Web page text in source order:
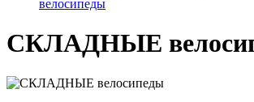
велосипеды
СКЛАДНЫЕ